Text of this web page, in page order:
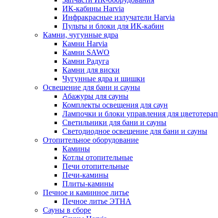
ИК-кабины Harvia
Инфракрасные излучатели Harvia
Пульты и блоки для ИК-кабин
Камни, чугунные ядра
Камни Harvia
Камни SAWO
Камни Радуга
Камни для виски
Чугунные ядра и шишки
Освещение для бани и сауны
Абажуры для сауны
Комплекты освещения для саун
Лампочки и блоки управления для
Светильники для бани и сауны
Светодиодное освещение для бани и сауны
Отопительное оборудование
Камины
Котлы отопительные
Печи отопительные
Печи-камины
Плиты-камины
Печное и каминное литье
Печное литье ЭТНА
Сауны в сборе